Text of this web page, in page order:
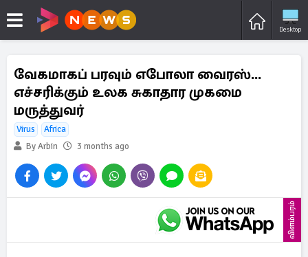
Desktop
வேகமாகப் பரவும் எபோலா வைரஸ்...
எச்சரிக்கும் உலக சுகாதார முகமை
மருத்துவர்
Virus
Africa
By Arbin
3 months ago
விளம்பரம்